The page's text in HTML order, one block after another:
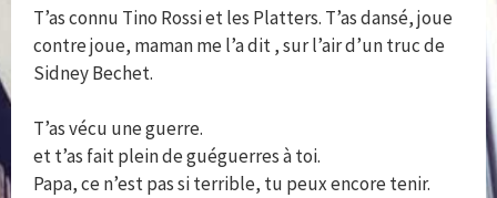
T’as connu Tino Rossi et les Platters. T’as dansé, joue
contre joue, maman me l’a dit , sur l’air d’un truc de
Sidney Bechet.
T’as vécu une guerre.
et t’as fait plein de guéguerres à toi.
Papa, ce n’est pas si terrible, tu peux encore tenir.